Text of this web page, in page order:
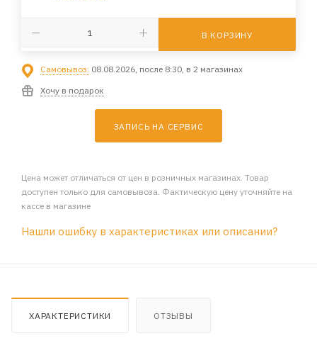
В КОРЗИНУ
Самовывоз: 08.08.2026, после 8:30, в 2 магазинах
Хочу в подарок
ЗАПИСЬ НА СЕРВИС
Цена может отличаться от цен в розничных магазинах. Товар
доступен только для самовывоза. Фактическую цену уточняйте на
кассе в магазине
Нашли ошибку в характеристиках или описании?
ХАРАКТЕРИСТИКИ ОТЗЫВЫ